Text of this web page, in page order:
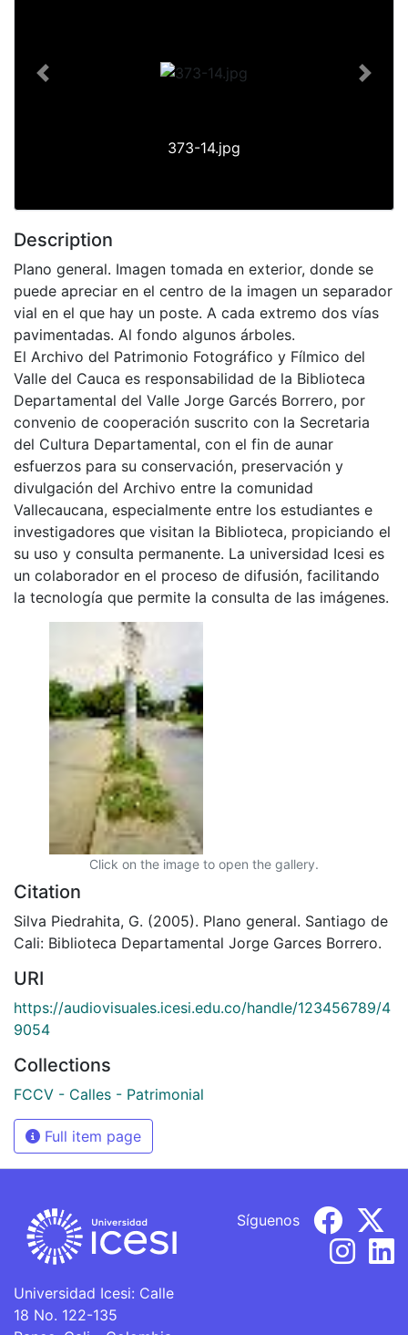
373-14.jpg
Previous Next
Description
Plano general. Imagen tomada en exterior, donde se
puede apreciar en el centro de la imagen un separador
vial en el que hay un poste. A cada extremo dos vías
pavimentadas. Al fondo algunos árboles.
El Archivo del Patrimonio Fotográfico y Fílmico del
Valle del Cauca es responsabilidad de la Biblioteca
Departamental del Valle Jorge Garcés Borrero, por
convenio de cooperación suscrito con la Secretaria
del Cultura Departamental, con el fin de aunar
esfuerzos para su conservación, preservación y
divulgación del Archivo entre la comunidad
Vallecaucana, especialmente entre los estudiantes e
investigadores que visitan la Biblioteca, propiciando el
su uso y consulta permanente. La universidad Icesi es
un colaborador en el proceso de difusión, facilitando
la tecnología que permite la consulta de las imágenes.
Click on the image to open the gallery.
Citation
Silva Piedrahita, G. (2005). Plano general. Santiago de
Cali: Biblioteca Departamental Jorge Garces Borrero.
URI
https://audiovisuales.icesi.edu.co/handle/123456789/4
9054
Collections
FCCV - Calles - Patrimonial
Full item page
Universidad Icesi: Calle
18 No. 122-135
Síguenos